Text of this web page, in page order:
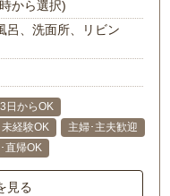
から選択)
呂、洗面所、リビン
日からOK
未経験OK
主婦･主夫歓迎
直帰OK
見る